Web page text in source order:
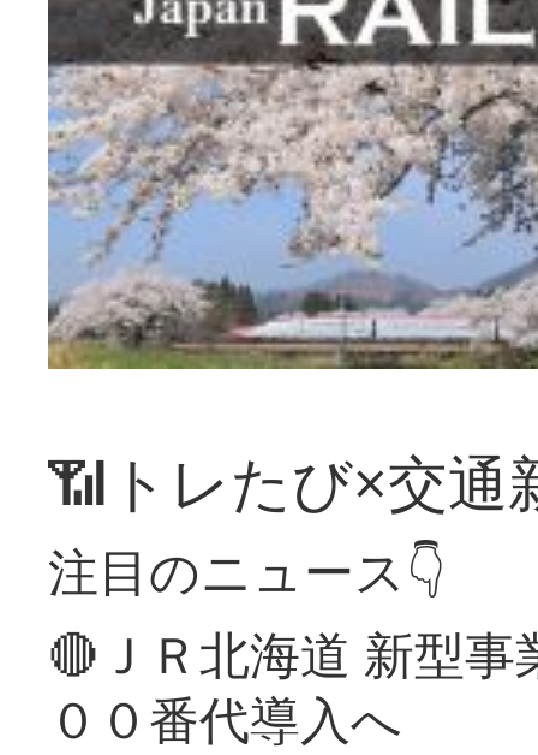
📶トレたび×交通
注目のニュース👇
🔴ＪＲ北海道 新型
００番代導入へ